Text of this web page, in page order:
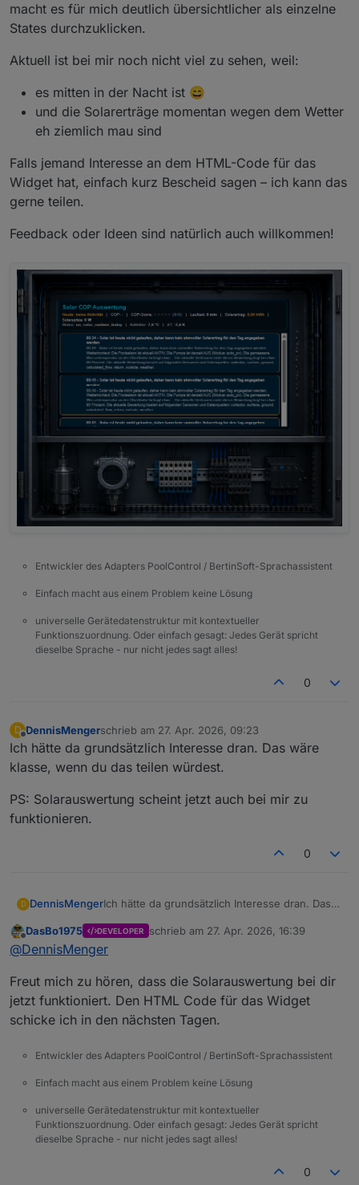
macht es für mich deutlich übersichtlicher als einzelne
States durchzuklicken.
Aktuell ist bei mir noch nicht viel zu sehen, weil:
es mitten in der Nacht ist 😄
und die Solarerträge momentan wegen dem Wetter
eh ziemlich mau sind
Falls jemand Interesse an dem HTML-Code für das
Widget hat, einfach kurz Bescheid sagen – ich kann das
gerne teilen.
Feedback oder Ideen sind natürlich auch willkommen!
Entwickler des Adapters PoolControl / BertinSoft-Sprachassistent
Einfach macht aus einem Problem keine Lösung
universelle Gerätedatenstruktur mit kontextueller
Funktionszuordnung. Oder einfach gesagt: Jedes Gerät spricht
dieselbe Sprache - nur nicht jedes sagt alles!
0
D
Offline
DennisMengerschrieb am 27. Apr. 2026, 09:23
zuletzt editiert von
Ich hätte da grundsätzlich Interesse dran. Das wäre
klasse, wenn du das teilen würdest.
PS: Solarauswertung scheint jetzt auch bei mir zu
funktionieren.
0
D DennisMengerIch hätte da grundsätzlich Interesse dran. Das
PS: Solarauswertung scheint jetzt auch bei mir
zu funktionieren.
Offline
DasBo1975 DEVELOPER schrieb am 27. Apr. 2026, 16:39
zuletzt editiert von
@DennisMenger
Freut mich zu hören, dass die Solarauswertung bei dir
jetzt funktioniert. Den HTML Code für das Widget
schicke ich in den nächsten Tagen.
Entwickler des Adapters PoolControl / BertinSoft-Sprachassistent
Einfach macht aus einem Problem keine Lösung
universelle Gerätedatenstruktur mit kontextueller
Funktionszuordnung. Oder einfach gesagt: Jedes Gerät spricht
dieselbe Sprache - nur nicht jedes sagt alles!
0